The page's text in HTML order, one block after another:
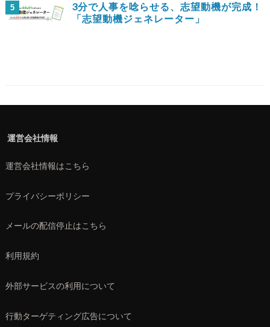
5
3分で人事を唸らせる、志望動機が完成！
「志望動機ジェネレーター」
運営会社情報
運営会社情報はこちら
プライバシーポリシー
メールの配信停止はこちら
利用規約
外部サービスの利用について
行動ターゲティング広告について